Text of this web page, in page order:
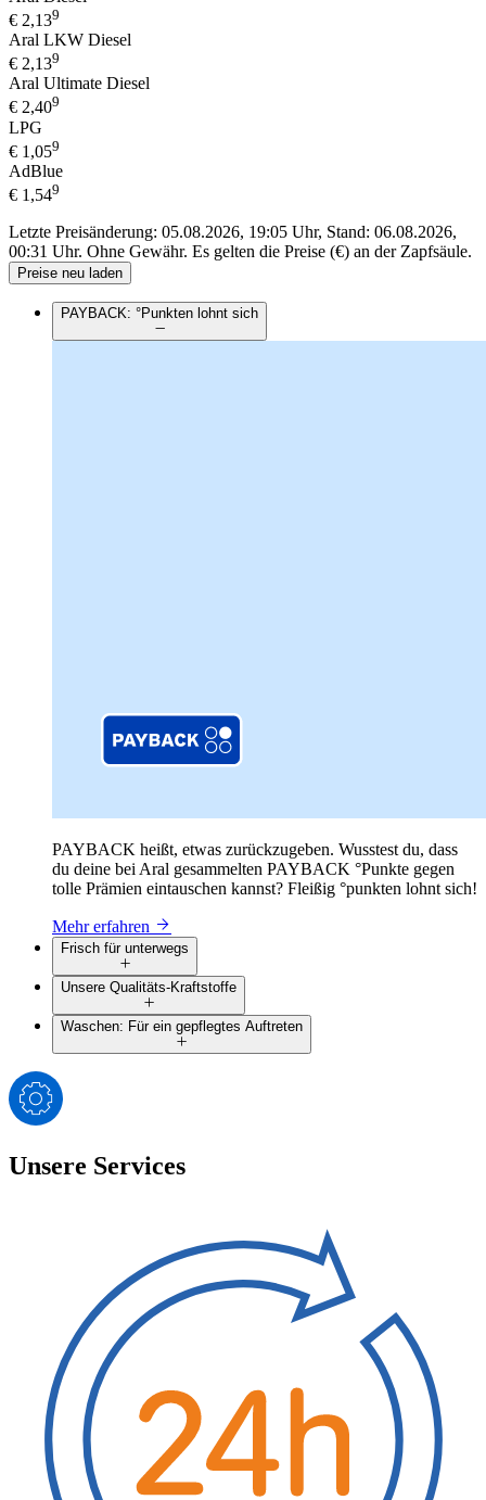
€ 2,139
Aral LKW Diesel
€ 2,139
Aral Ultimate Diesel
€ 2,409
LPG
€ 1,059
AdBlue
€ 1,549
Letzte Preisänderung: 05.08.2026, 19:05 Uhr, Stand: 06.08.2026,
00:31 Uhr. Ohne Gewähr. Es gelten die Preise (€) an der Zapfsäule.
Preise neu laden
PAYBACK: °Punkten lohnt sich
PAYBACK heißt, etwas zurückzugeben. Wusstest du, dass
du deine bei Aral gesammelten PAYBACK °Punkte gegen
tolle Prämien eintauschen kannst? Fleißig °punkten lohnt sich!
Mehr erfahren
Frisch für unterwegs
Unsere Qualitäts-Kraftstoffe
Waschen: Für ein gepflegtes Auftreten
Unsere Services